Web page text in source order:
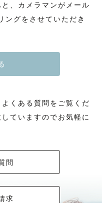
、カメラマンがメール
ングをさせていただき
くある質問をご覧くだ
ていますのでお気軽に
問
求